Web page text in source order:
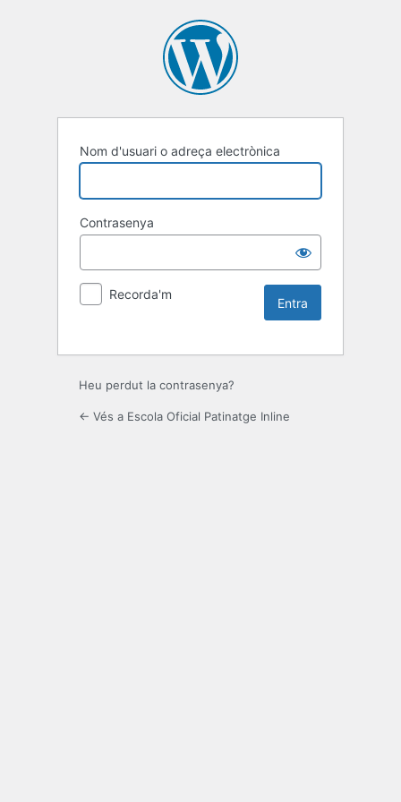
Nom d'usuari o adreça electrònica
Contrasenya
Recorda'm
Heu perdut la contrasenya?
← Vés a Escola Oficial Patinatge Inline